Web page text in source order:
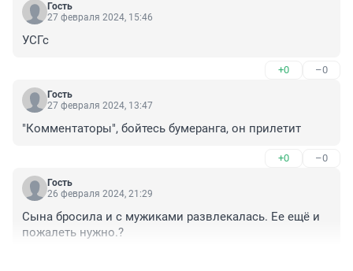
Гость
27 февраля 2024, 15:46
УСГс
+0 –0
Гость
27 февраля 2024, 13:47
"Комментаторы", бойтесь бумеранга, он прилетит
+0 –0
Гость
26 февраля 2024, 21:29
Сына бросила и с мужиками развлекалась. Ее ещё и
пожалеть нужно.?